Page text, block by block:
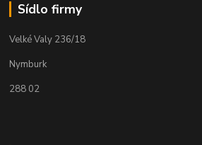
Sídlo firmy
Velké Valy 236/18
Nymburk
288 02